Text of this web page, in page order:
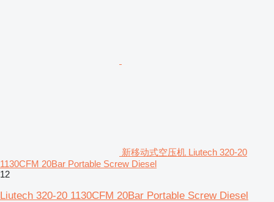
新移动式空压机 Liutech 320-20
1130CFM 20Bar Portable Screw Diesel
12
Liutech 320-20 1130CFM 20Bar Portable Screw Diesel